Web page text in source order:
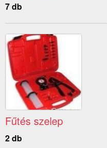
7 db
Fűtés szelep
2 db